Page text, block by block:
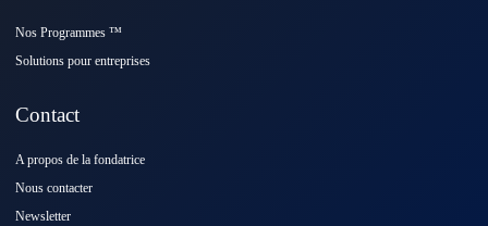
Nos Programmes ™️
Solutions pour entreprises
Contact
A propos de la fondatrice
Nous contacter
Newsletter